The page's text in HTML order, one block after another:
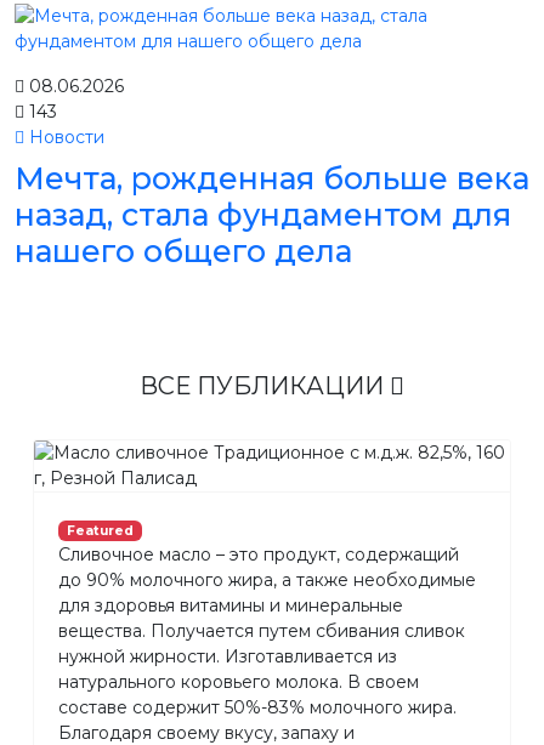
08.06.2026
143
Новости
Мечта, рожденная больше века
назад, стала фундаментом для
нашего общего дела
ВСЕ ПУБЛИКАЦИИ
Featured
Сливочное масло – это продукт, содержащий
до 90% молочного жира, а также необходимые
для здоровья витамины и минеральные
вещества. Получается путем сбивания сливок
нужной жирности. Изготавливается из
натурального коровьего молока. В своем
составе содержит 50%-83% молочного жира.
Благодаря своему вкусу, запаху и